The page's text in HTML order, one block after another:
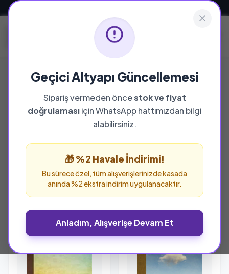
Geçici Altyapı Güncellemesi
Sipariş vermeden öncestok ve fiyat
doğrulamasıiçin WhatsApp hattımızdan bilgi
alabilirsiniz.
🎁 %2 Havale İndirimi!
Bu sürece özel, tüm alışverişlerinizde kasada
anında %2 ekstra indirim uygulanacaktır.
Anladım, Alışverişe Devam Et
YAYINEVI
İsam Yayınları
İsam Yayınları yayınevine ait tüm eserleri bu
sayfada inceleyebilir ve güvenle sipariş
%25 İNDİRİM